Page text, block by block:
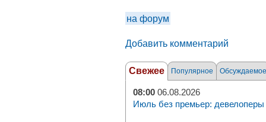
на форум
Добавить комментарий
Свежее Популярное Обсуждаемое
08:00 06.08.2026
Июль без премьер: девелоперы